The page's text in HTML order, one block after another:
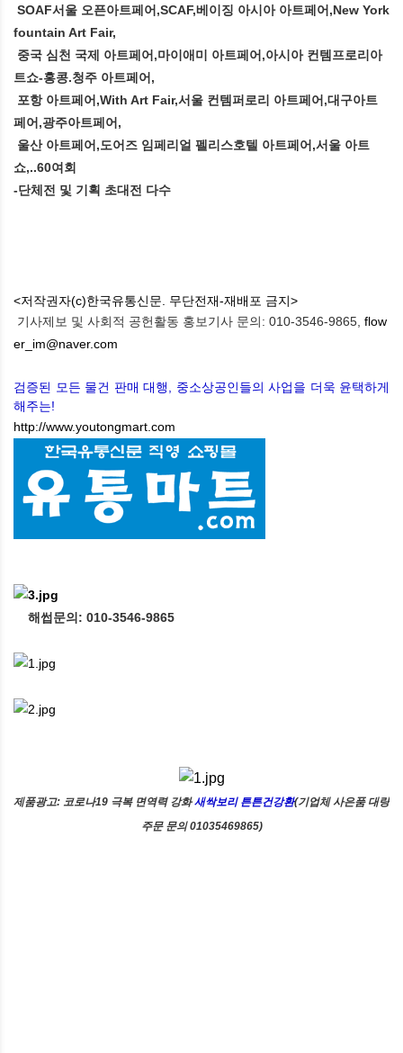
SOAF서울 오픈아트페어,SCAF,베이징 아시아 아트페어,New York
fountain Art Fair,
중국 심천 국제 아트페어,마이애미 아트페어,아시아 컨템프로리아
트쇼-홍콩.청주 아트페어,
포항 아트페어,With Art Fair,서울 컨템퍼로리 아트페어,대구아트
페어,광주아트페어,
울산 아트페어,도어즈 임페리얼 펠리스호텔 아트페어,서울 아트
쇼,..60여회
-단체전 및 기획 초대전 다수
<저작권자(c)한국유통신문. 무단전재-재배포 금지>
기사제보 및 사회적 공헌활동 홍보기사 문의: 010-3546-9865, flow
er_im@naver.com
검증된 모든 물건 판매 대행, 중소상공인들의 사업을 더욱 윤택하게
해주는!
http://www.youtongmart.com
해썹문의: 010-3546-9865
제품광고: 코로나19 극복 면역력 강화새싹보리 튼튼건강환(기업체 사은품 대량
주문 문의 01035469865)